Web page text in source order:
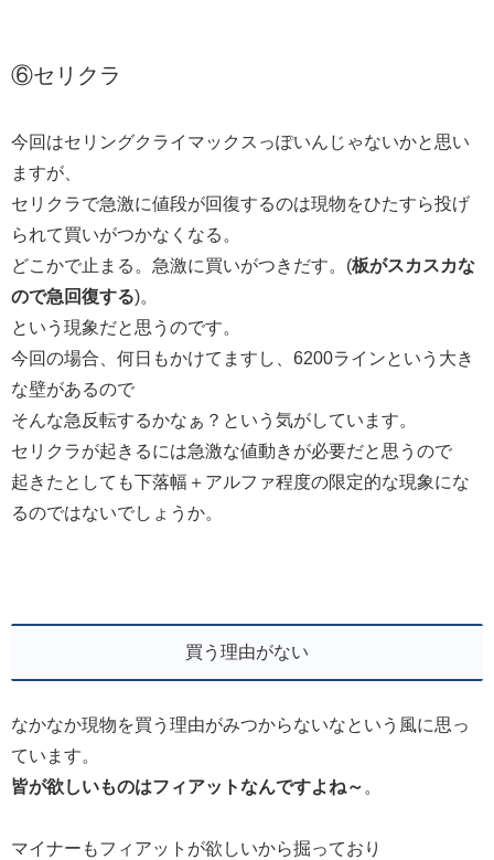
⑥セリクラ
今回はセリングクライマックスっぽいんじゃないかと思い
ますが、
セリクラで急激に値段が回復するのは現物をひたすら投げ
られて買いがつかなくなる。
どこかで止まる。急激に買いがつきだす。(板がスカスカな
ので急回復する)。
という現象だと思うのです。
今回の場合、何日もかけてますし、6200ラインという大き
な壁があるので
そんな急反転するかなぁ？という気がしています。
セリクラが起きるには急激な値動きが必要だと思うので
起きたとしても下落幅＋アルファ程度の限定的な現象にな
るのではないでしょうか。
買う理由がない
なかなか現物を買う理由がみつからないなという風に思っ
ています。
皆が欲しいものはフィアットなんですよね～ 。
マイナーもフィアットが欲しいから掘っており